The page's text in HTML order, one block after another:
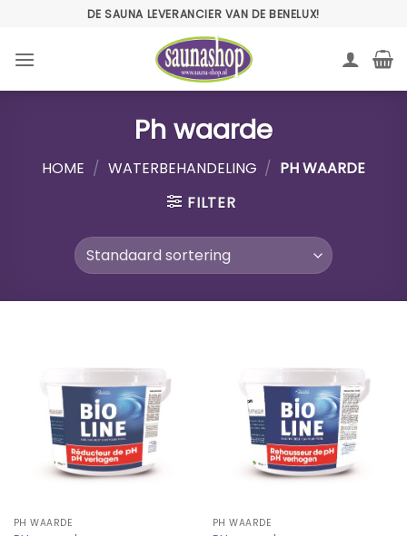
inhoud
DE SAUNA LEVERANCIER VAN DE BENELUX!
Ph waarde
HOME / WATERBEHANDELING / PH WAARDE
FILTER
PH WAARDE PH WAARDE